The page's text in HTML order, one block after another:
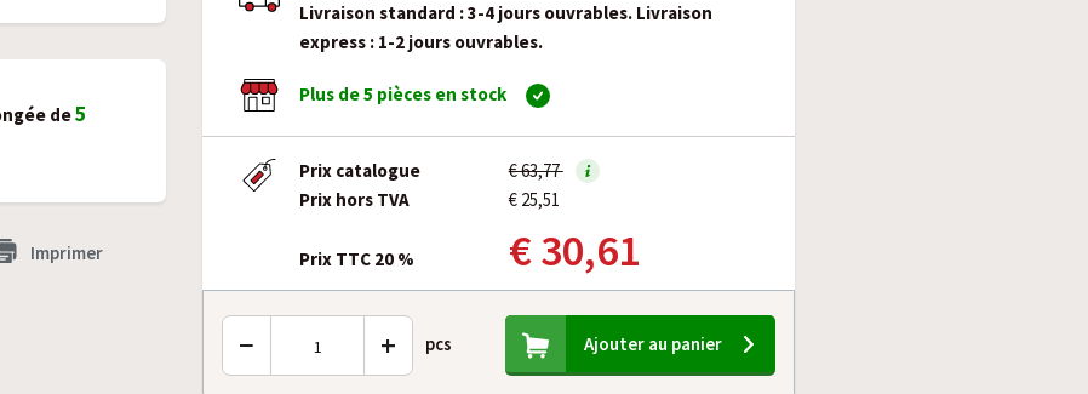
de5
Imprimer
Livraison standard : 3-4 jours ouvrables. Livraison
express : 1-2 jours ouvrables.
Plus de 5 pièces en stock
Prix catalogue
€ 63,77
Prix hors TVA
€ 25,51
Prix TTC 20 % € 30,61
pcs
− + Ajouter au panier